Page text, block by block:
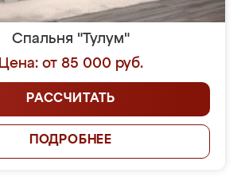
Спальня "Тулум"
Цена: от 85 000 руб.
РАССЧИТАТЬ
ПОДРОБНЕЕ